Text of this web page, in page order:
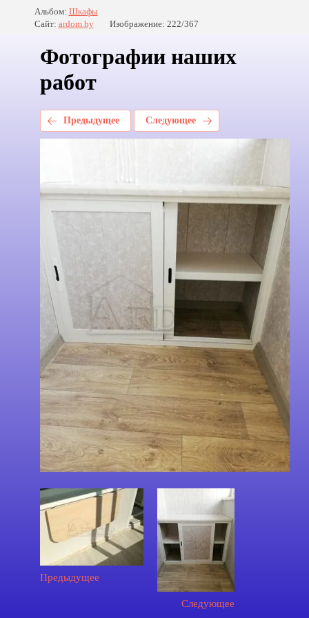
Альбом: Шкафы
Сайт: ardom.by Изображение: 222/367
Фотографии наших
работ
Предыдущее Следующее
Предыдущее
Следующее